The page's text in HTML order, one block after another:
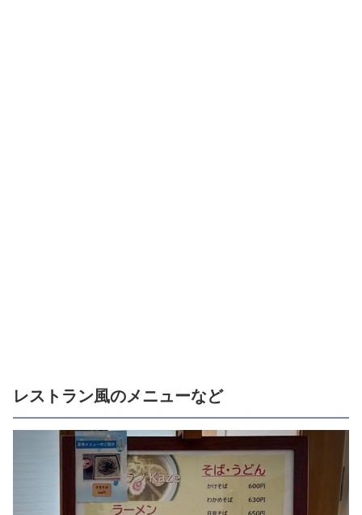
レストラン風のメニューなど